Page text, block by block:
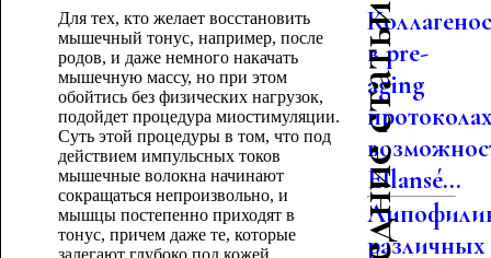
Для тех, кто желает восстановить
мышечный тонус, например, после
родов, и даже немного накачать
мышечную массу, но при этом
обойтись без физических нагрузок,
подойдет процедура миостимуляции.
Суть этой процедуры в том, что под
действием импульсных токов
мышечные волокна начинают
сокращаться непроизвольно, и
мышцы постепенно приходят в
тонус, причем даже те, которые
залегают глубоко под кожей.
Последние статьи
в pre-
aging
Ellansé...
различных